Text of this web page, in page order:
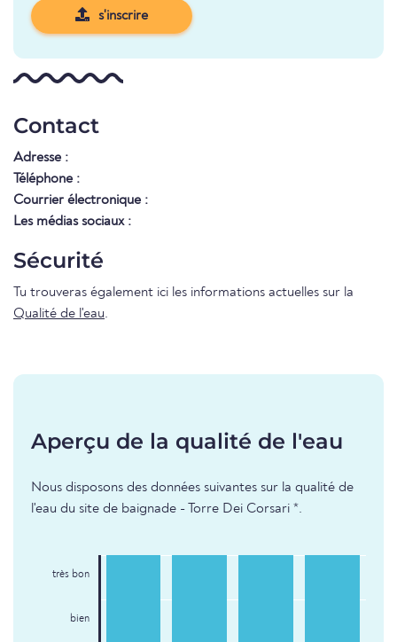
s'inscrire
Contact
Adresse :
Téléphone :
Courrier électronique :
Les médias sociaux :
Sécurité
Tu trouveras également ici les informations actuelles sur la
Qualité de l'eau.
Aperçu de la qualité de l'eau
Nous disposons des données suivantes sur la qualité de
l'eau du site de baignade - Torre Dei Corsari *.
très bon
bien